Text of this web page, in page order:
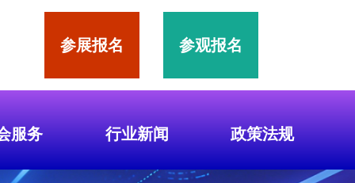
参展报名 参观报名
服务 行业新闻 政策法规